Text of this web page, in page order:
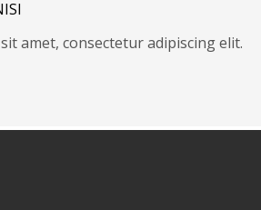
amet, consectetur adipiscing elit.